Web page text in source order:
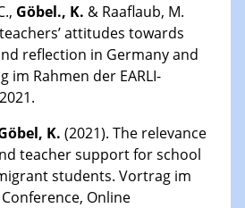
Göbel., K. & Raaflaub, M.
attitudes towards
reflection in Germany and
im Rahmen der EARLI-
K. (2021). The relevance
teacher support for school
students. Vortrag im
Online